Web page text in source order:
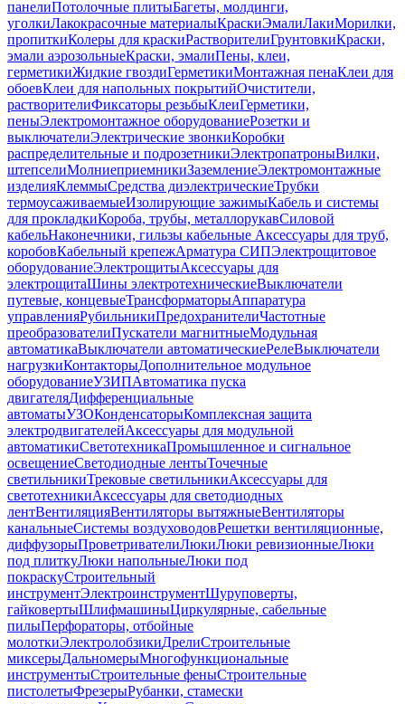
панелиПотолочные плитыБагеты, молдинги,
уголкиЛакокрасочные материалыКраскиЭмалиЛакиМорилки,
пропиткиКолеры для краскиРастворителиГрунтовкиКраски,
эмали аэрозольныеКраски, эмалиПены, клеи,
герметикиЖидкие гвоздиГерметикиМонтажная пенаКлеи для
обоевКлеи для напольных покрытийОчистители,
растворителиФиксаторы резьбыКлеиГерметики,
пеныЭлектромонтажное оборудованиеРозетки и
выключателиЭлектрические звонкиКоробки
распределительные и подрозетникиЭлектропатроныВилки,
штепселиМолниеприемникиЗаземлениеЭлектромонтажные
изделияКлеммыСредства диэлектрическиеТрубки
термоусаживаемыеИзолирующие зажимыКабель и системы
для прокладкиКороба, трубы, металлорукавСиловой
кабельНаконечники, гильзы кабельные Аксессуары для труб,
коробовКабельный крепежАрматура СИПЭлектрощитовое
оборудованиеЭлектрощитыАксессуары для
электрощитаШины электротехническиеВыключатели
путевые, концевыеТрансформаторыАппаратура
управленияРубильникиПредохранителиЧастотные
преобразователиПускатели магнитныеМодульная
автоматикаВыключатели автоматическиеРелеВыключатели
нагрузкиКонтакторыДополнительное модульное
оборудованиеУЗИПАвтоматика пуска
двигателяДифференциальные
автоматыУЗОКонденсаторыКомплексная защита
электродвигателейАксессуары для модульной
автоматикиСветотехникаПромышленное и сигнальное
освещениеСветодиодные лентыТочечные
светильникиТрековые светильникиАксессуары для
светотехникиАксессуары для светодиодных
лентВентиляцияВентиляторы вытяжныеВентиляторы
канальныеСистемы воздуховодовРешетки вентиляционные,
диффузорыПроветривателиЛюкиЛюки ревизионныеЛюки
под плиткуЛюки напольныеЛюки под
покраскуСтроительный
инструментЭлектроинструментШуруповерты,
гайковертыШлифмашиныЦиркулярные, сабельные
пилыПерфораторы, отбойные
молоткиЭлектролобзикиДрелиСтроительные
миксерыДальномерыМногофункциональные
инструментыСтроительные феныСтроительные
пистолетыФрезерыРубанки, стамески